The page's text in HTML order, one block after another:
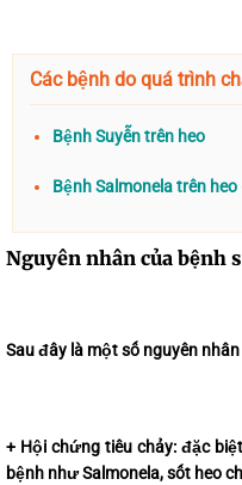
Các bệnh do quá trình
Bệnh Suyễn trên heo
Bệnh Salmonela trên
Nguyên nhân của bệnh
Sau đây là một số nguyên
+ Hội chứng tiêu chảy: đặc
bệnh như Salmonela, sốt heo